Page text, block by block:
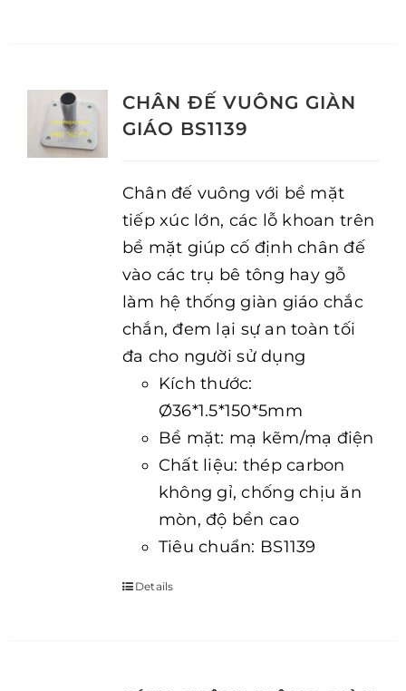
CHÂN ĐẾ VUÔNG GIÀN
GIÁO BS1139
Chân đế vuông với bề mặt
tiếp xúc lớn, các lỗ khoan trên
bề mặt giúp cố định chân đế
vào các trụ bê tông hay gỗ
làm hệ thống giàn giáo chắc
chắn, đem lại sự an toàn tối
đa cho người sử dụng
Kích thước:
Ø36*1.5*150*5mm
Bề mặt: mạ kẽm/mạ điện
Chất liệu: thép carbon
không gỉ, chống chịu ăn
mòn, độ bền cao
Tiêu chuẩn: BS1139
Details